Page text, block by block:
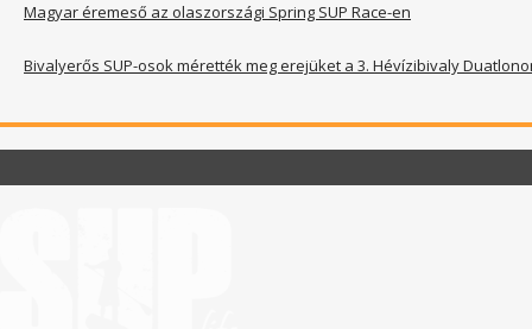
Magyar éremeső az olaszországi Spring SUP Race-en
Bivalyerős SUP-osok mérették meg erejüket a 3. Hévízibivaly